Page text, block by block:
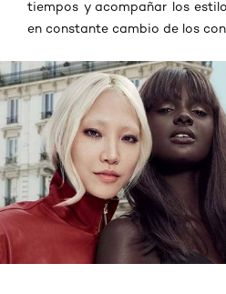
tiempos y acompañar los
en constante cambio de los